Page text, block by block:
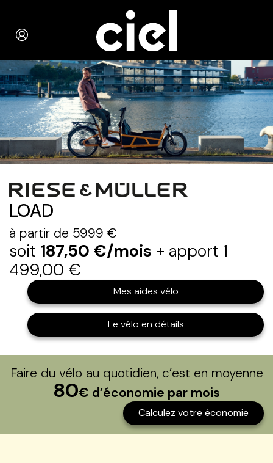
LOAD
à partir de 5999 €
soit 187,50 €/mois + apport 1
499,00 €
Mes aides vélo
Le vélo en détails
Faire du vélo au quotidien, c’est en moyenne
80€ d’économie par mois
Calculez votre économie